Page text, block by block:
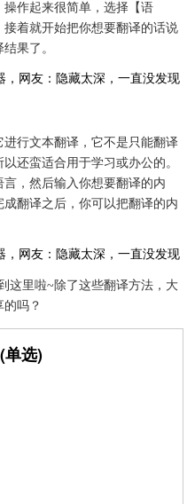
操作起来很简单，选择【语
着就开始把你想要翻译的话说
果了。
行文本翻译，它不是只能翻译
还蛮适合用于学习或办公的。
，然后输入你想要翻译的内
翻译之后，你可以把翻译的内
这里啦~除了这些翻译方法，大
吗？
单选)